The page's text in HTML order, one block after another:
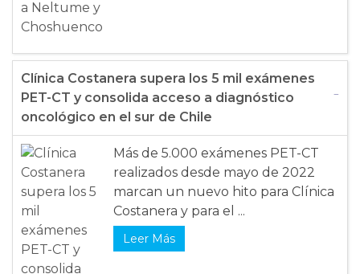
Clínica Costanera supera los 5 mil exámenes
PET-CT y consolida acceso a diagnóstico
oncológico en el sur de Chile
Más de 5.000 exámenes PET-CT
realizados desde mayo de 2022
marcan un nuevo hito para Clínica
Costanera y para el ...
Leer Más